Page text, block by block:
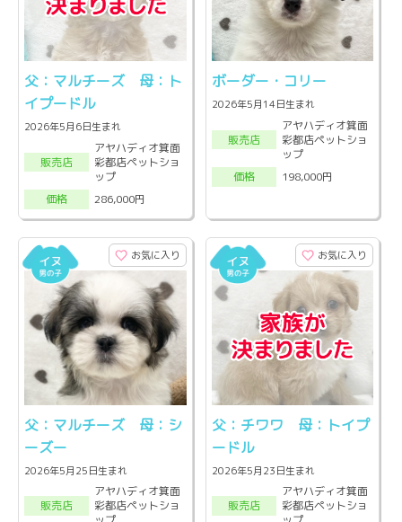
父：マルチーズ 母：ト
イプードル
2026年5月6日生まれ
販売店
アヤハディオ箕面
彩都店ペットショ
ップ
価格
286,000円
ボーダー・コリー
2026年5月14日生まれ
販売店
アヤハディオ箕面
彩都店ペットショ
ップ
価格
198,000円
お気に入り
父：マルチーズ 母：シ
ーズー
2026年5月25日生まれ
販売店
アヤハディオ箕面
彩都店ペットショ
お気に入り
父：チワワ 母：トイプ
ードル
2026年5月23日生まれ
販売店
アヤハディオ箕面
彩都店ペットショ